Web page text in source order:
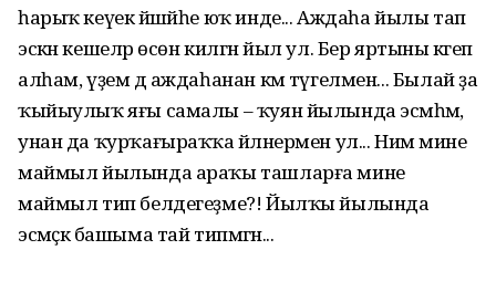
һарыҡ кеүек йәшәйһе юҡ инде... Аждаһа йылы тап
эскән кешеләр өсөн килгән йыл ул. Бер яртыны кәгеп
алһам, үҙем дә аждаһанан кәм түгелмен... Былай ҙа
ҡыйыулыҡ яғы самалы – ҡуян йылында эсмәһәм,
унан да ҡурҡағыраҡҡа әйләнермен ул... Нимә мине
маймыл йылында араҡы ташларға мине
маймыл тип белдегеҙме?! Йылҡы йылында
эсмәҫкә башыма тай типмәгән...